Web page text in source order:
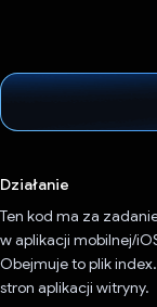
Działanie
Ten kod ma za
w aplikacji mobilnej/
Obejmuje to plik
stron aplikacji witryny.